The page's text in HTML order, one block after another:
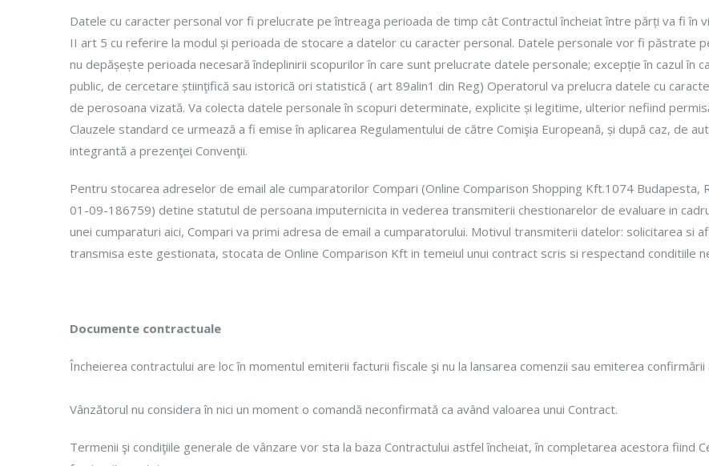
Datele cu caracter personal vor fi prelucrate pe întreaga perioada de timp cât Contractul încheiat între părți va fi în
II art 5 cu referire la modul și perioada de stocare a datelor cu caracter personal. Datele personale vor fi păstrate
nu depășește perioada necesară îndeplinirii scopurilor în care sunt prelucrate datele personale; excepție în cazul în
public, de cercetare știinţifică sau istorică ori statistică ( art 89alin1 din Reg) Operatorul va prelucra datele cu
de perosoana vizată. Va colecta datele personale în scopuri determinate, explicite și legitime, ulterior nefiind
Clauzele standard ce urmează a fi emise în aplicarea Regulamentului de către Comişia Europeană, și după caz, de
integrantă a prezenţei Convenţii.
Pentru stocarea adreselor de email ale cumparatorilor Compari (Online Comparison Shopping Kft.1074 Budapesta,
01-09-186759) detine statutul de persoana imputernicita in vederea transmiterii chestionarelor de evaluare in
unei cumparaturi aici, Compari va primi adresa de email a cumparatorului. Motivul transmiterii datelor: solicitarea si
transmisa este gestionata, stocata de Online Comparison Kft in temeiul unui contract scris si respectand conditiile
Documente contractuale
Încheierea contractului are loc în momentul emiterii facturii fiscale şi nu la lansarea comenzii sau emiterea
Vânzătorul nu considera în nici un moment o comandă neconfirmată ca având valoarea unui Contract.
Termenii şi condiţiile generale de vânzare vor sta la baza Contractului astfel încheiat, în completarea acestora fiind